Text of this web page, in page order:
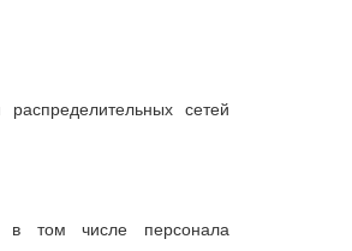
сетей
в том числе персонала